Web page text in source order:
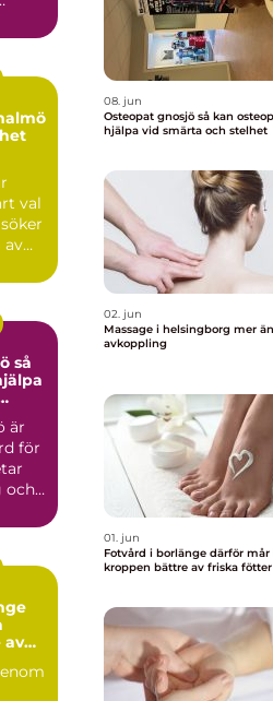
val
av
är
för
och
av
08. jun
Osteopat gnosjö så kan osteopati
hjälpa vid smärta och stelhet
02. jun
Massage i helsingborg mer än bara
avkoppling
01. jun
Fotvård i borlänge därför mår hela
kroppen bättre av friska fötter